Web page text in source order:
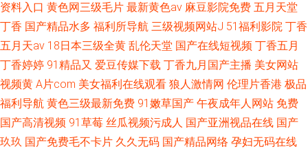
资料入口 黄色网三级毛片 最新黄色av 麻豆影院免费 五月天堂
丁香 国产精品水多 福利所导航 三级视频网站J 51福利影院 丁香
五月天av 18日本三级全黄 乱伦天堂 国产在线短视频 丁香五月
丁香婷婷 91精品又 爱豆传媒下载 丁香九月国产主播 美女网站
视频黄 A片com 美女福利在线观看 狼人激情网 伦理片香港 极品
福利导航 黄色三级最新免费 91嫩草国产 午夜成年人网站 免费
国产高清视频 91草莓 丝瓜视频污成人 国产亚洲视品在线 国产
玖玖 国产免费毛不卡片 久久无码 国产精品网络 孕妇无码在线